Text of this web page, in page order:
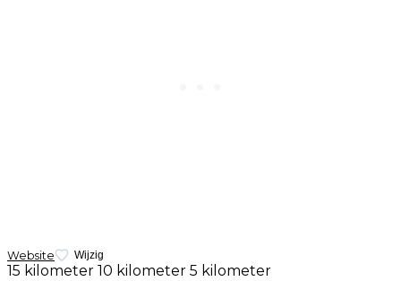
Website Wijzig
15 kilometer 10 kilometer 5 kilometer